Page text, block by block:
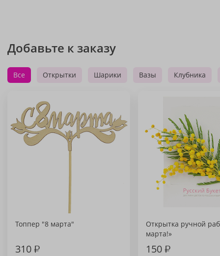
Добавьте к заказу
Все Открытки Шарики Вазы Клубника
Топпер "8 марта"
310₽
Открытка ручной
марта!»
150₽